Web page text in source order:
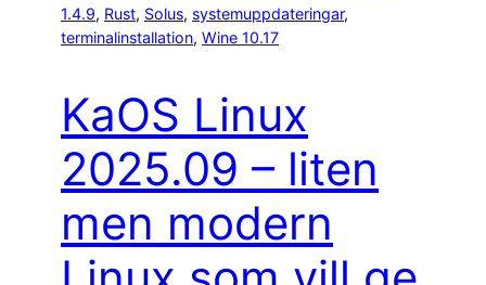
1.4.9, Rust, Solus, systemuppdateringar
terminalinstallation, Wine 10.17
KaOS Linux
2025.09 – liten
men modern